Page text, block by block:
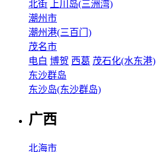
北街
上川岛(三洲湾)
潮州市
潮州港(三百门)
茂名市
电白 博贺 西葛 茂石化(水东港)
东沙群岛
东沙岛(东沙群岛)
广西
北海市